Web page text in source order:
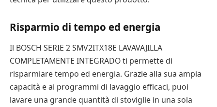
Risparmio di tempo ed energia
Il BOSCH SERIE 2 SMV2ITX18E LAVAVAJILLA
COMPLETAMENTE INTEGRADO ti permette di
risparmiare tempo ed energia. Grazie alla sua ampia
capacità e ai programmi di lavaggio efficaci, puoi
lavare una grande quantità di stoviglie in una sola